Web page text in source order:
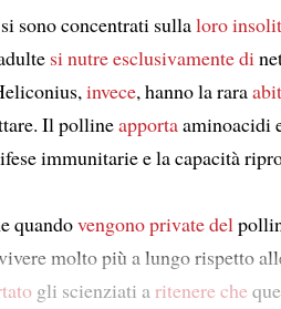
sono concentrati sullaloro
si nutre esclusivamente di
invece, hanno la rara
Il pollineapportaaminoacidi
immunitarie e la capacità
quandovengono private del
molto più a lungo rispetto
gli scienziati aritenere che